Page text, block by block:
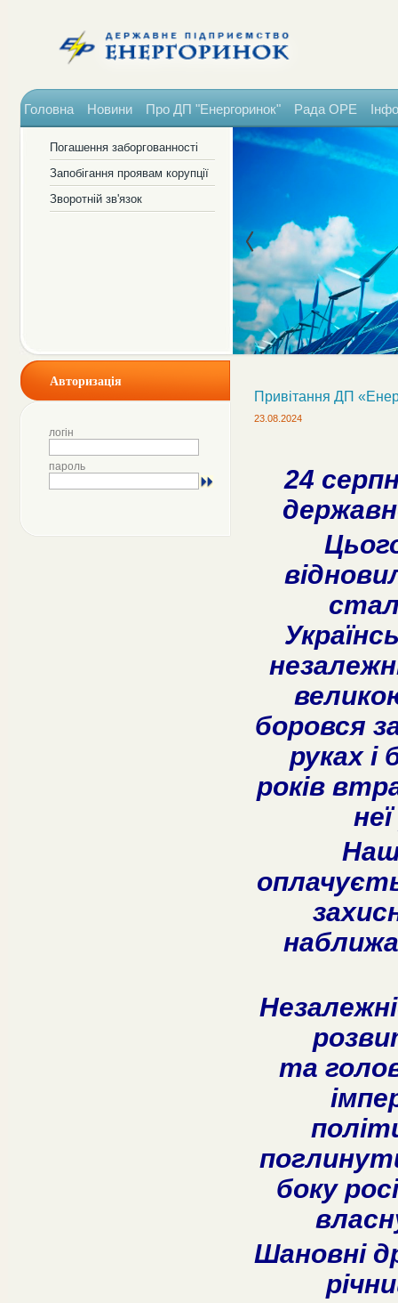
Головна Новини Про ДП "Енергоринок" Рада ОРЕ
Погашення заборгованності
Запобігання проявам корупції
Зворотній зв'язок
Авторизація
логін
пароль
Привітання ДП
23.08.2024
24
боровся
руках і
років
та
боку
Шановні